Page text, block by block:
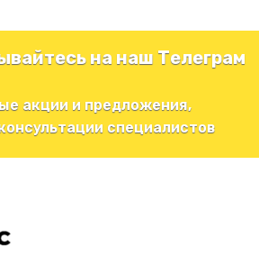
на наш Телеграм
акции и предложения,
специалистов